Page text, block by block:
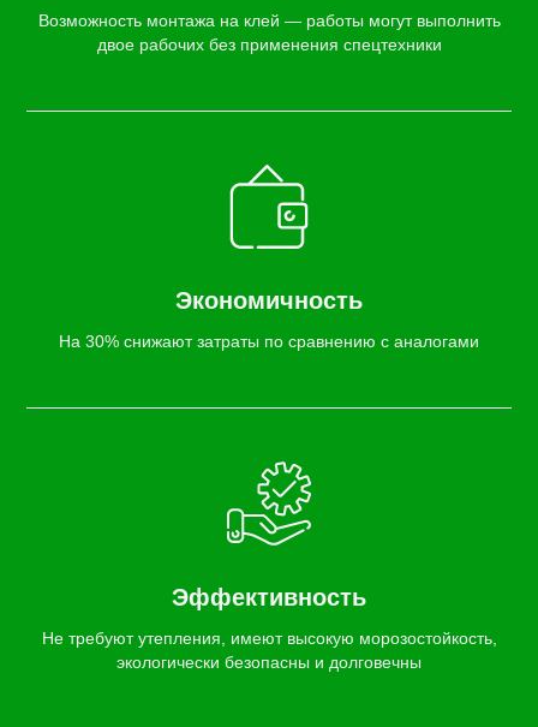
Возможность монтажа на клей — работы могут выполнить
двое рабочих без применения спецтехники
Экономичность
На 30% снижают затраты по сравнению с аналогами
Эффективность
Не требуют утепления, имеют высокую морозостойкость,
экологически безопасны и долговечны